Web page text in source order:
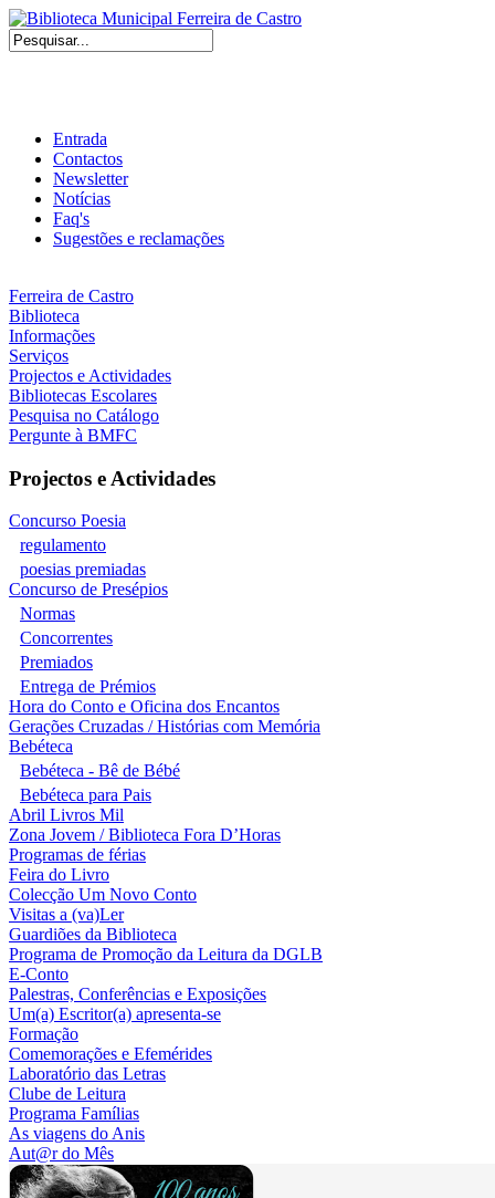
Entrada
Contactos
Newsletter
Notícias
Faq's
Sugestões e reclamações
Ferreira de Castro
Biblioteca
Informações
Serviços
Projectos e Actividades
Bibliotecas Escolares
Pesquisa no Catálogo
Pergunte à BMFC
Projectos e Actividades
Concurso Poesia
regulamento
poesias premiadas
Concurso de Presépios
Normas
Concorrentes
Premiados
Entrega de Prémios
Hora do Conto e Oficina dos Encantos
Gerações Cruzadas / Histórias com Memória
Bebéteca
Bebéteca - Bê de Bébé
Bebéteca para Pais
Abril Livros Mil
Zona Jovem / Biblioteca Fora D’Horas
Programas de férias
Feira do Livro
Colecção Um Novo Conto
Visitas a (va)Ler
Guardiões da Biblioteca
Programa de Promoção da Leitura da DGLB
E-Conto
Palestras, Conferências e Exposições
Um(a) Escritor(a) apresenta-se
Formação
Comemorações e Efemérides
Laboratório das Letras
Clube de Leitura
Programa Famílias
As viagens do Anis
Aut@r do Mês